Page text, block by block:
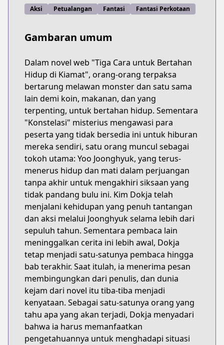
Aksi Petualangan Fantasi Fantasi Perkotaan
Gambaran umum
Dalam novel web "Tiga Cara untuk Bertahan
Hidup di Kiamat", orang-orang terpaksa
bertarung melawan monster dan satu sama
lain demi koin, makanan, dan yang
terpenting, untuk bertahan hidup. Sementara
"Konstelasi" misterius mengawasi para
peserta yang tidak bersedia ini untuk hiburan
mereka sendiri, satu orang muncul sebagai
tokoh utama: Yoo Joonghyuk, yang terus-
menerus hidup dan mati dalam perjuangan
tanpa akhir untuk mengakhiri siksaan yang
tidak pandang bulu ini. Kim Dokja telah
menjalani kehidupan yang penuh tantangan
dan aksi melalui Joonghyuk selama lebih dari
sepuluh tahun. Sementara pembaca lain
meninggalkan cerita ini lebih awal, Dokja
tetap menjadi satu-satunya pembaca hingga
bab terakhir. Saat itulah, ia menerima pesan
membingungkan dari penulis, dan dunia
kejam dari novel itu tiba-tiba menjadi
kenyataan. Sebagai satu-satunya orang yang
tahu apa yang akan terjadi, Dokja menyadari
bahwa ia harus memanfaatkan
pengetahuannya untuk menghadapi situasi